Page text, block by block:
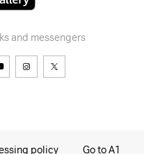
and messengers
policy
Go to A1